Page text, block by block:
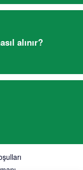
alınır?